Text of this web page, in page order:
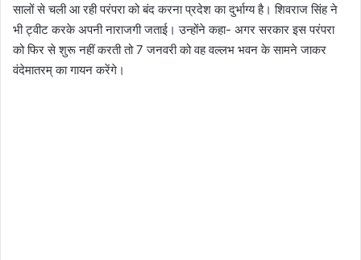
सालों से चली आ रही परंपरा को बंद करना प्रदेश का दुर्भाग्य है। शिवराज सिंह ने
भी ट्वीट करके अपनी नाराजगी जताई। उन्होंने कहा- अगर सरकार इस परंपरा
को फिर से शुरू नहीं करती तो 7 जनवरी को वह वल्लभ भवन के सामने जाकर
वंदेमातरम् का गायन करेंगे।